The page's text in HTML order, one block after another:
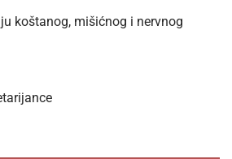
koštanog, mišićnog i nervnog
KALCIJ MAGNEZIJ CINK tablete